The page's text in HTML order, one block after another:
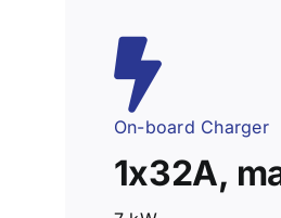
On-board Charger
1x32A,